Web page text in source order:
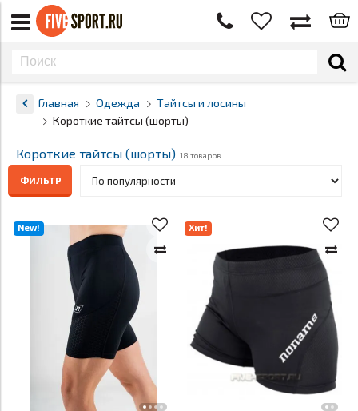
Главная Одежда
Тайтсы и лосины
Короткие тайтсы (шорты)
Короткие тайтсы (шорты) 18 товаров
ФИЛЬТР
New! Хит!